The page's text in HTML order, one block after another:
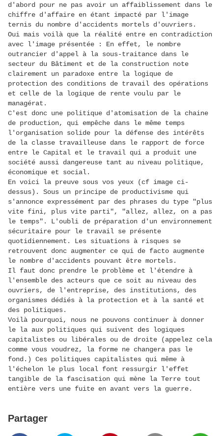
d'abord pour ne pas avoir un affaiblissement dans le
chiffre d'affaire en étant impacté par l'image
ternis du nombre d'accidents mortels d'ouvriers.
Oui mais voilà que la réalité entre en contradiction
avec l'image présentée : En effet, le nombre
outrancier d'appel à la sous-traitance dans le
secteur du Bâtiment et de la construction note
clairement un paradoxe entre la logique de
protection des conditions de travail des opérations
et celle de la logique de rente voulu par le
managérat.
C'est donc une politique d'atomisation de la chaine
de production, qui empêche dans le même temps
l'organisation solide pour la défense des intérêts
de la classe travailleuse dans le rapport de force
entre le Capital et le travail qui a produit une
société aussi dangereuse tant au niveau politique,
économique et social.
En voici la preuve sous vos yeux (cf image ci-
dessus). Sous un principe de productivisme qui
s'annonce expressément par des phrases du type "plus
vite fini, plus vite parti", "allez, allez, on a pas
le temps". L'oubli de préparation d'un environnement
sécuritaire pour le travail se présente
quotidiennement. Les situations à risques se
retrouvent donc augmenter ce qui de facto augmente
le nombre d'accidents pouvant être mortels.
Il faut donc prendre le problème et l'étendre à
l'ensemble des acteurs que ce soit au niveau des
ouvriers, de l'entreprise, des institutions, des
organismes dédiés à la protection et à la santé et
des politiques.
Voilà pourquoi, nous ne pouvons continuer à donner
le la aux politiques qui suivent des logiques
capitalistes ou libérales ou de droite (appelez cela
comme vous voudrez, la forme ne changera pas le
fond.) Ces politiques capitalistes qui même à
l'échelon le plus local font ressurgir l'effet
tangible de la fascisation qui mène la Terre tout
entière vers une fuite en avant vers la guerre.
Partager